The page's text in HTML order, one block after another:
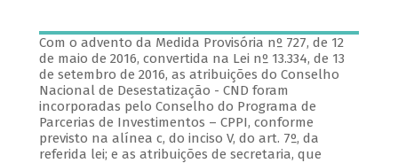
Com o advento da Medida Provisória nº 727, de 12
de maio de 2016, convertida na Lei nº 13.334, de 13
de setembro de 2016, as atribuições do Conselho
Nacional de Desestatização - CND foram
incorporadas pelo Conselho do Programa de
Parcerias de Investimentos – CPPI, conforme
previsto na alínea c, do inciso V, do art. 7º, da
referida lei; e as atribuições de secretaria, que